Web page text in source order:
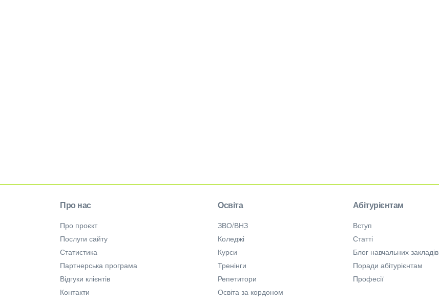
Про нас
Про проєкт
Послуги сайту
Статистика
Партнерська програма
Відгуки клієнтів
Контакти
Освіта
ЗВО/ВНЗ
Коледжі
Курси
Тренінги
Репетитори
Освіта за кордоном
Абітурієнтам
Вступ
Статті
Блог навчальних закладів
Поради абітурієнтам
Професії